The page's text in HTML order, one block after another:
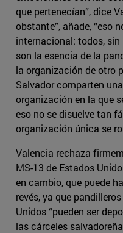
que pertenecían”, dice
obstante”, añade, “eso
internacional: todos,
son la esencia de la
la organización de otro
Salvador comparten
organización en la que
eso no se disuelve tan
organización única se
Valencia rechaza
MS-13 de Estados
en cambio, que puede
revés, ya que
Unidos “pueden ser
las cárceles